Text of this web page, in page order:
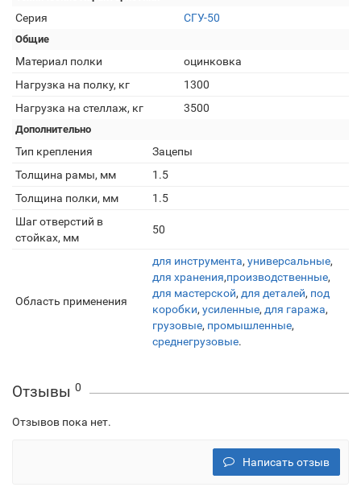
Серия СГУ-50
Общие
Материал полки
оцинковка
Нагрузка на полку, кг
1300
Нагрузка на стеллаж, кг
3500
Дополнительно
Тип крепления
Зацепы
Толщина рамы, мм
1.5
Толщина полки, мм
1.5
Шаг отверстий в
стойках, мм
50
Область применения
для инструмента, универсальные,
для хранения,производственные,
для мастерской, для деталей, под
коробки, усиленные, для гаража,
грузовые, промышленные,
среднегрузовые.
Отзывы 0
Отзывов пока нет.
Написать отзыв